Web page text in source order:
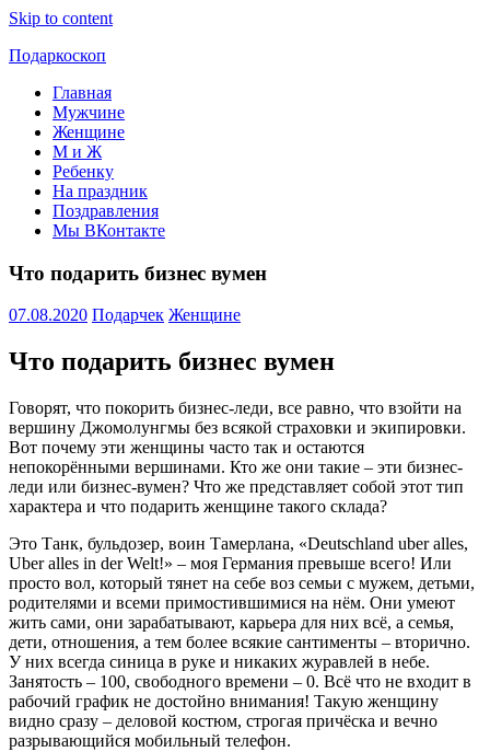
Skip to content
Подаркоскоп
Поможем
выбрать
подарить
Главная
Мужчине
Женщине
М и Ж
Ребенку
На праздник
Поздравления
Мы ВКонтакте
Что подарить бизнес вумен
07.08.2020 Подарчек Женщине
Что подарить бизнес вумен
Говорят, что покорить бизнес-леди, все равно, что взойти на
вершину Джомолунгмы без всякой страховки и экипировки.
Вот почему эти женщины часто так и остаются
непокорёнными вершинами. Кто же они такие – эти бизнес-
леди или бизнес-вумен? Что же представляет собой этот тип
характера и что подарить женщине такого склада?
Это Танк, бульдозер, воин Тамерлана, «Deutschland uber alles,
Uber alles in der Welt!» – моя Германия превыше всего! Или
просто вол, который тянет на себе воз семьи с мужем, детьми,
родителями и всеми примостившимися на нём. Они умеют
жить сами, они зарабатывают, карьера для них всё, а семья,
дети, отношения, а тем более всякие сантименты – вторично.
У них всегда синица в руке и никаких журавлей в небе.
Занятость – 100, свободного времени – 0. Всё что не входит в
рабочий график не достойно внимания! Такую женщину
видно сразу – деловой костюм, строгая причёска и вечно
разрывающийся мобильный телефон.